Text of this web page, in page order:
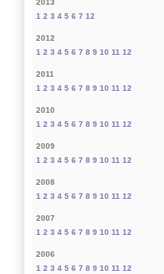
2013
1 2 3 4 5 6 7 12
2012
1 2 3 4 5 6 7 8 9 10 11 12
2011
1 2 3 4 5 6 7 8 9 10 11 12
2010
1 2 3 4 5 6 7 8 9 10 11 12
2009
1 2 3 4 5 6 7 8 9 10 11 12
2008
1 2 3 4 5 6 7 8 9 10 11 12
2007
1 2 3 4 5 6 7 8 9 10 11 12
2006
1 2 3 4 5 6 7 8 9 10 11 12